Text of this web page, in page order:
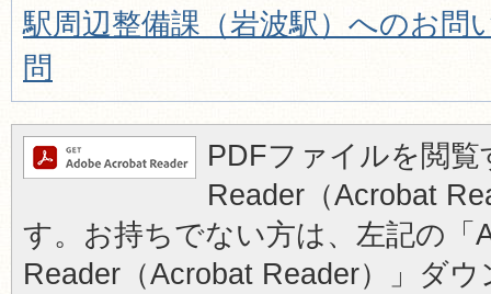
駅周辺整備課（岩波駅）へのお問
問
PDFファイルを閲
Reader（Acrobat
す。お持ちでない方は、左記の「
Reader（Acrobat Reader）」ダ